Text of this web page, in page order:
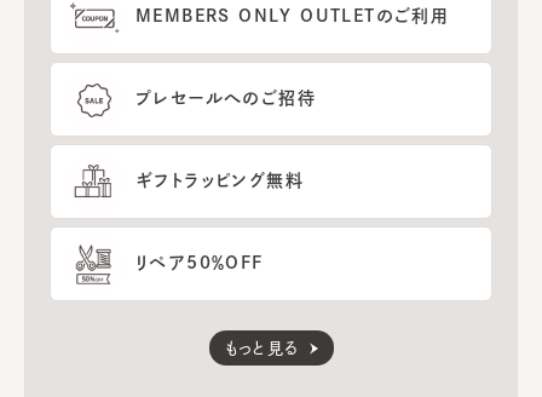
MEMBERS ONLY OUTLETのご利用
プレセールへのご招待
ギフトラッピング無料
リペア50％OFF
もっと見る